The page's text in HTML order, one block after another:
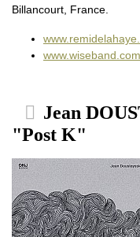
Billancourt, France.
Jean
"Post K"